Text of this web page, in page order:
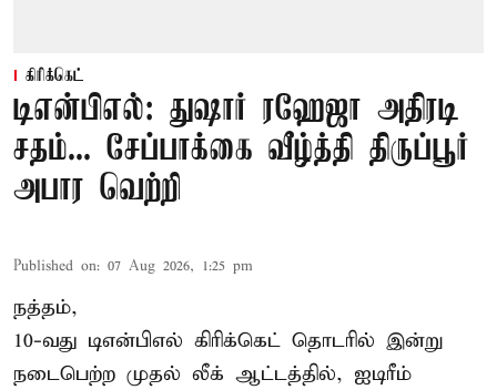
கிரிக்கெட்
டிஎன்பிஎல்: துஷார் ரஹேஜா அதிரடி
சதம்... சேப்பாக்கை வீழ்த்தி திருப்பூர்
அபார வெற்றி
Published on: 07 Aug 2026, 1:25 pm
நத்தம்,
10-வது டிஎன்பிஎல் கிரிக்கெட் தொடரில் இன்று
நடைபெற்ற முதல் லீக் ஆட்டத்தில், ஐடிரீம்